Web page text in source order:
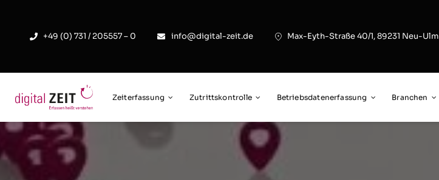
content
+49 (0) 731 / 205557 – 0 info@digital-zeit.de Max-Eyth-Straße 40/1, 89231 Neu-Ulm
Zeiterfassung Zutrittskontrolle Betriebsdatenerfassung Branchen